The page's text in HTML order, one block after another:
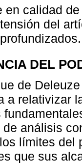
en calidad
del
DEL
de
a relativizar
análisis
límites del
que sus